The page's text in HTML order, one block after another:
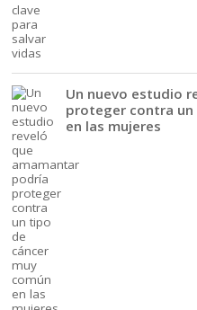
Un nuevo estudio
proteger contra un
en las mujeres